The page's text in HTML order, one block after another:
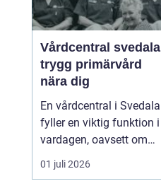
Vårdcentral svedala
trygg primärvård
nära dig
En vårdcentral i Svedala
fyller en viktig funktion i
vardagen, oavsett om
det handlar om akuta
infektioner, långvariga
01 juli 2026